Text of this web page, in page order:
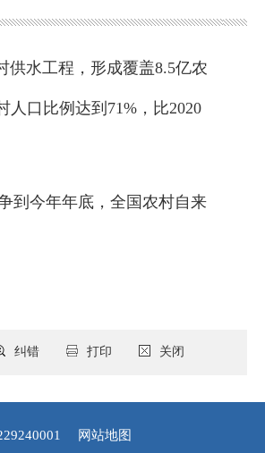
供水工程，形成覆盖8.5亿农
口比例达到71%，比2020
到今年年底，全国农村自来
关闭
打印
纠错
网站地图